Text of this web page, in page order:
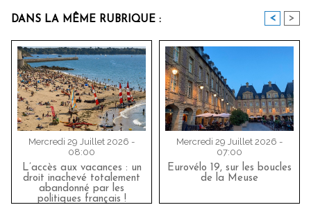
DANS LA MÊME RUBRIQUE : < >
Mercredi 29 Juillet 2026 -
08:00
L’accès aux vacances : un
droit inachevé totalement
abandonné par les
politiques français !
Mercredi 29 Juillet 2026 -
07:00
Eurovélo 19, sur les boucles
de la Meuse